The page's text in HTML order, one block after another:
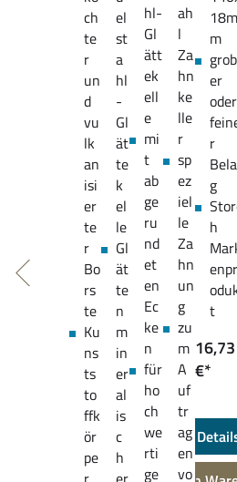
ch
te
r
un
d
vu
lk
an
isi
er
te
r
Bo
rs
te
Ku
ns
ts
to
ffk
ör
pe
el
st
a
hl
-
Gl
ät
te
k
el
le
Gl
ät
te
n
m
in
er
al
is
c
h
hl-
Gl
ätt
ek
ell
e
mi
t
ab
ge
ru
nd
et
en
Ec
ke
n
für
ho
ch
we
rti
ge
ah
l
Za
hn
ke
lle
r
sp
ez
iel
le
Za
hn
un
g
zu
m
A
uf
tr
ag
en
vo
18m
m
grob
er
oder
r
Bela
g
h
enpr
t
16,73
€*